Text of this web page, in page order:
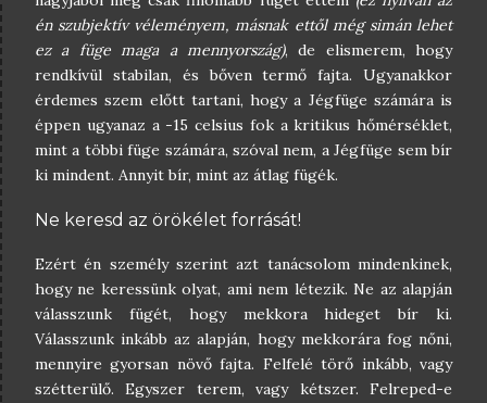
én szubjektív véleményem, másnak ettől még simán lehet
ez a füge maga a mennyország), de elismerem, hogy
rendkívül stabilan, és bőven termő fajta. Ugyanakkor
érdemes szem előtt tartani, hogy a Jégfüge számára is
éppen ugyanaz a -15 celsius fok a kritikus hőmérséklet,
mint a többi füge számára, szóval nem, a Jégfüge sem bír
ki mindent. Annyit bír, mint az átlag fügék.
Ne keresd az örökélet forrását!
Ezért én személy szerint azt tanácsolom mindenkinek,
hogy ne keressünk olyat, ami nem létezik. Ne az alapján
válasszunk fügét, hogy mekkora hideget bír ki.
Válasszunk inkább az alapján, hogy mekkorára fog nőni,
mennyire gyorsan növő fajta. Felfelé törő inkább, vagy
szétterülő. Egyszer terem, vagy kétszer. Felreped-e